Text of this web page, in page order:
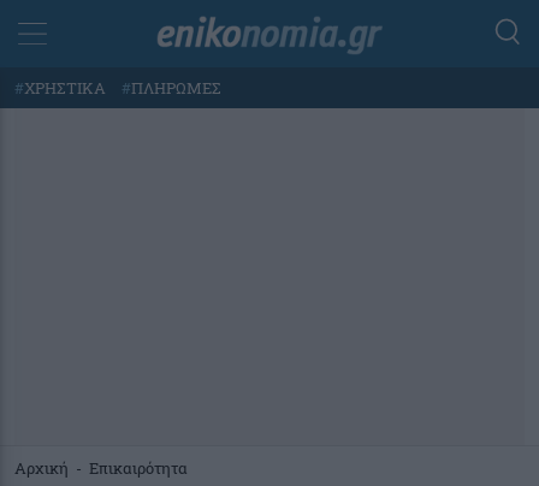
#ΧΡΗΣΤΙΚΑ #ΠΛΗΡΩΜΕΣ
Αρχική - Επικαιρότητα